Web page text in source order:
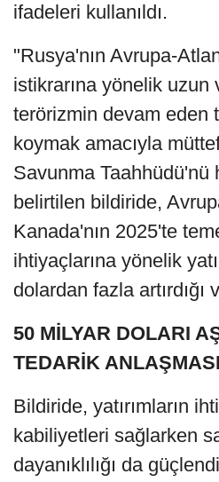
ifadeleri kullanıldı.
"Rusya'nın Avrupa-
istikrarına yönelik
terörizmin devam eden
koymak amacıyla
Savunma Taahhüdü'nü
belirtilen bildiride,
Kanada'nın 2025'te
ihtiyaçlarına yönelik
dolardan fazla artırdığı
50 MİLYAR DOLARI
TEDARİK ANLAŞMASI
Bildiride, yatırımların
kabiliyetleri sağlarken
dayanıklılığı da